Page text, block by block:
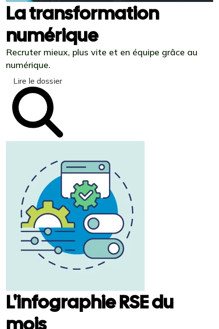
La transformation
numérique
Recruter mieux, plus vite et en équipe grâce au
numérique.
Lire le dossier
L'infographie RSE du
mois